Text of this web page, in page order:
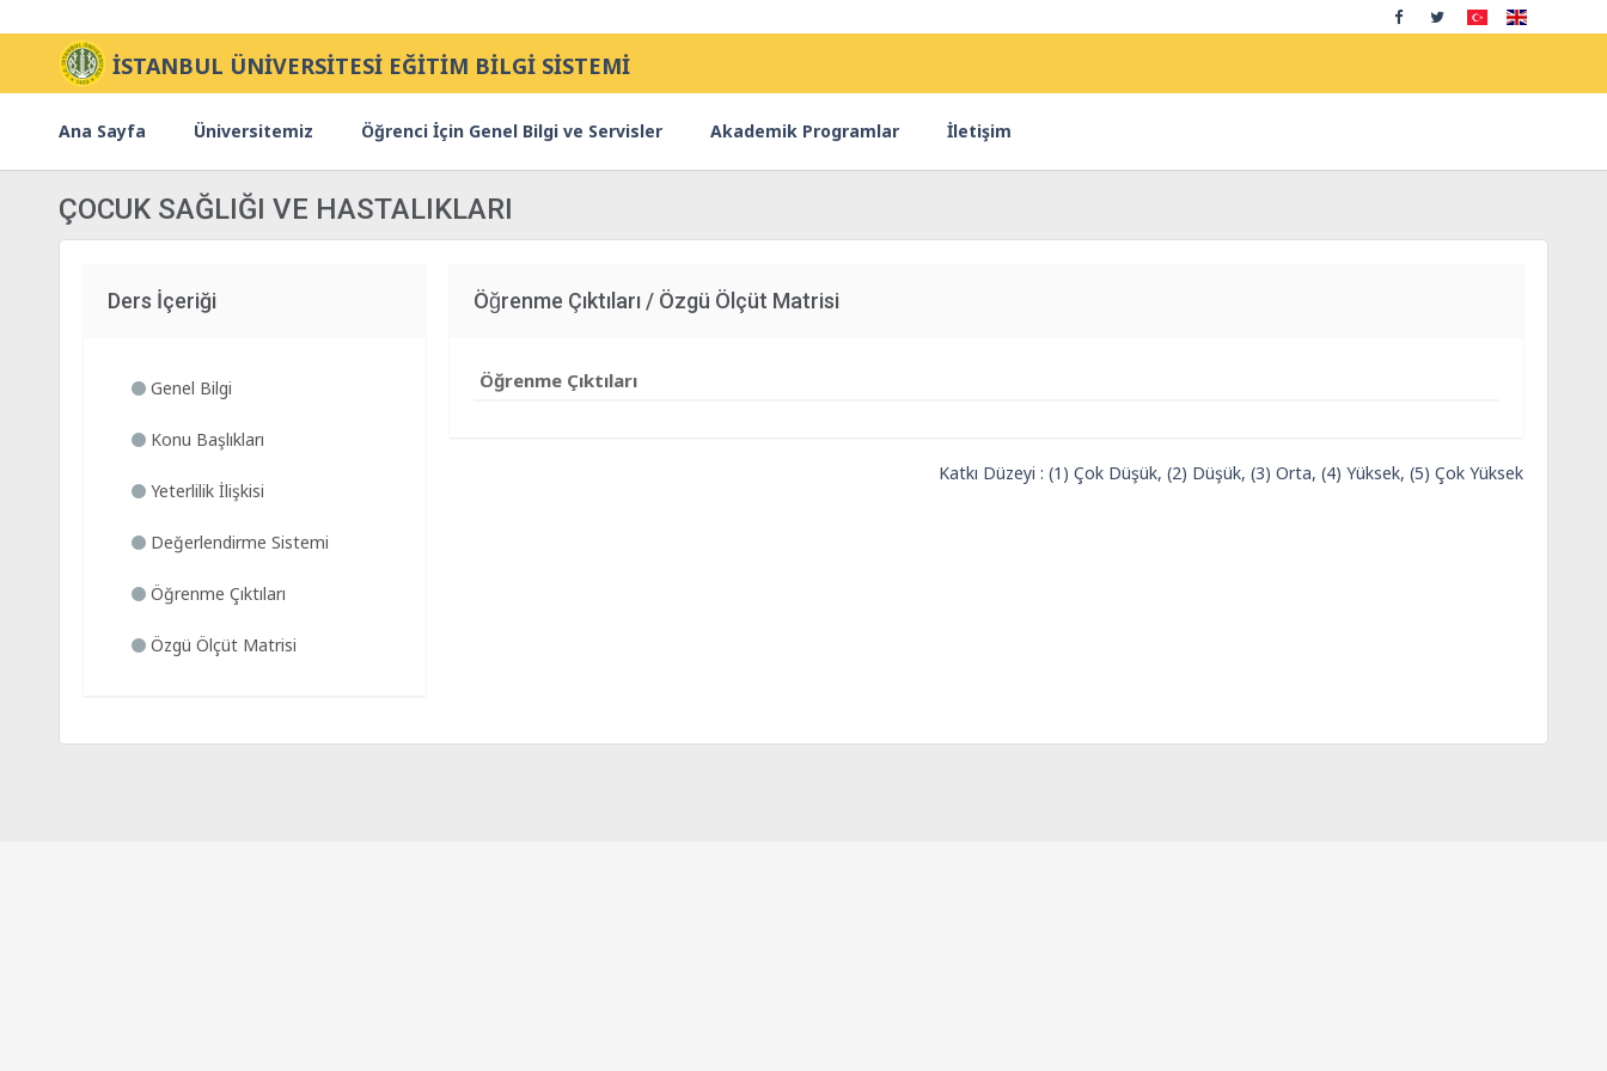
İSTANBUL ÜNİVERSİTESİ EĞİTİM BİLGİ SİSTEMİ
Ana Sayfa Üniversitemiz Öğrenci İçin Genel Bilgi ve Servisler Akademik Programlar İletişim
ÇOCUK SAĞLIĞI VE HASTALIKLARI
Ders İçeriği
Genel Bilgi
Konu Başlıkları
Yeterlilik İlişkisi
Değerlendirme Sistemi
Öğrenme Çıktıları
Özgü Ölçüt Matrisi
Öğrenme Çıktıları / Özgü Ölçüt Matrisi
Öğrenme Çıktıları
Katkı Düzeyi : (1) Çok Düşük, (2) Düşük, (3) Orta, (4) Yüksek, (5) Çok Yüksek